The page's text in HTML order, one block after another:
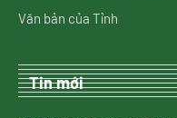
Văn bản của Tỉnh
Tin mới